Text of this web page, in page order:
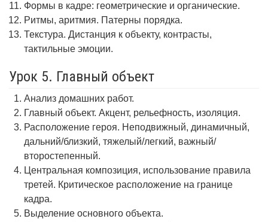
Формы в кадре: геометрические и органические.
Ритмы, аритмия. Патерны порядка.
Текстура. Дистанция к объекту, контрасты,
тактильные эмоции.
Урок 5. Главный объект
Анализ домашних работ.
Главный объект. Акцент, рельефность, изоляция.
Расположение героя. Неподвижный, динамичный,
дальний/близкий, тяжелый/легкий, важный/
второстепенный.
Центральная композиция, использование правила
третей. Критическое расположение на границе
кадра.
Выделение основного объекта.